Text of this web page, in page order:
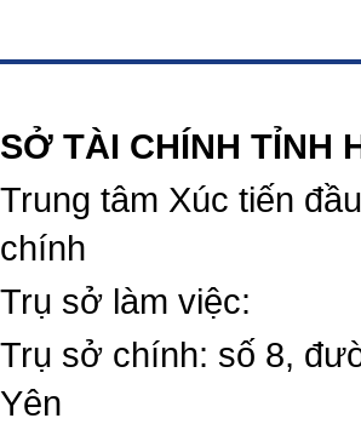
SỞ TÀI CHÍNH TỈNH
Trung tâm Xúc tiến
chính
Trụ sở làm việc:
Trụ sở chính: số 8,
Yên